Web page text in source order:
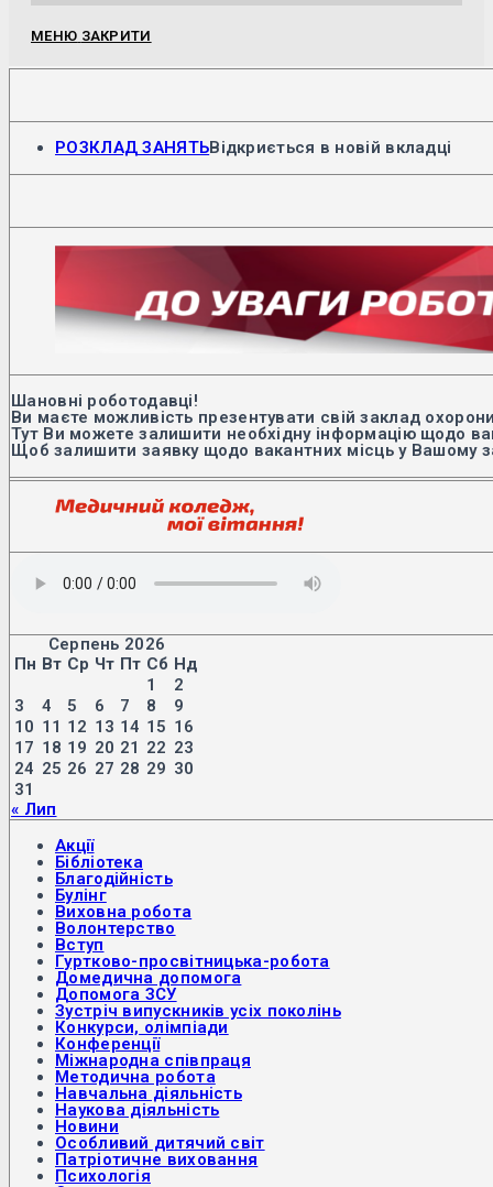
МЕНЮ ЗАКРИТИ
РОЗКЛАД ЗАНЯТЬВідкриється в новій вкладці
Шановні роботодавці!
Ви маєте можливість презентувати свій заклад
Тут Ви можете залишити необхідну інформацію щодо
Щоб залишити заявку щодо вакантних місць у Вашому
Серпень 2026
Пн Вт Ср Чт Пт Сб Нд
1
2
3
4 5 6 7 8
9
10 11 12 13 14 15 16
17 18 19 20 21 22 23
24 25 26 27 28 29 30
31
« Лип
Акції
Бібліотека
Благодійність
Булінг
Виховна робота
Волонтерство
Вступ
Гуртково-просвітницька-робота
Домедична допомога
Допомога ЗСУ
Зустріч випускників усіх поколінь
Конкурси, олімпіади
Конференції
Міжнародна співпраця
Методична робота
Навчальна діяльність
Наукова діяльність
Новини
Особливий дитячий світ
Патріотичне виховання
Психологія